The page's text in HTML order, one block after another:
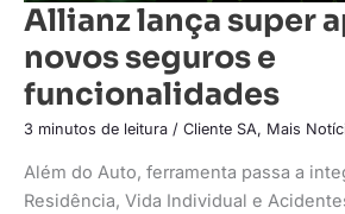
Allianz lança super
novos seguros e
funcionalidades
3 minutos de leitura / Cliente SA, Mais
Além do Auto, ferramenta passa a
Residência, Vida Individual e